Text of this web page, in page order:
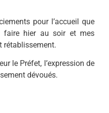
pour l’accueil que
faire hier au soir et mes
rétablissement.
le Préfet, l’expression de
dévoués.